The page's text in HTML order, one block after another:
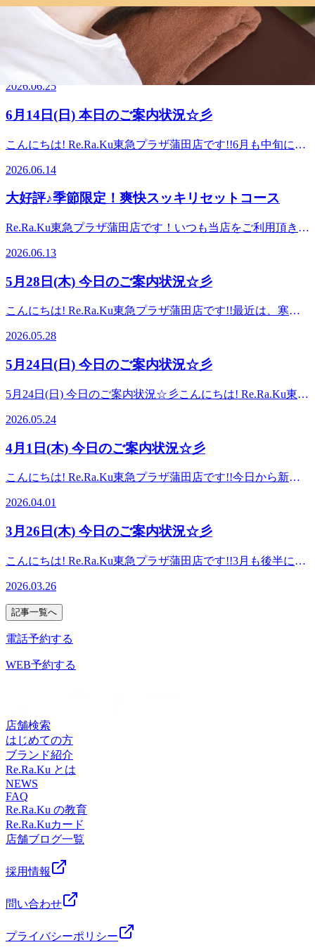
ンダー系の炭酸泡スプレーもございます。本日は11:00～
20:00ご案内が可能です♪スタッフ一同、お客様のご来店を心
よりお待ちしております。===========Re.Ra.Ku東急プラ
ザ蒲田店☆大井町・大森・蒲田・川崎・鶴見エリアで大人気
のリラクゼーションスタジオ☆ 【アクセス】最寄駅 JR京浜
東北線・東急池上線・東急多摩川線 蒲田駅 京急蒲田駅 から
もアクセスしやすい!提携駐車場2時間無料♪【場所】 JR蒲田
駅 南口改札から徒歩1分! 東急プラザ蒲田 7Fお気軽にご来店
ください【ご予約】TEL：03-6715-9810
のイライラから解放されます。 手持ち花火（とくに線香花
火）は交感神経を抑制してリラックス状態を作り出しま
す。 花火で心もリフレッシュしたら、Re.Ra.Kuで身体をリ
ラックスさせていかれませんか(^^♪本日は11:00～18:30ご案
内が可能です♪スタッフ一同、お客様のご来店を心よりお待
ちしております。===========Re.Ra.Ku東急プラザ蒲田店
ゼーションスタジオ☆ 【アクセス】最寄駅 JR京浜東北線・
スしやすい!提携駐車場2時間無料♪【場所】 JR蒲田駅 南口改
【ご予約】TEL：03-6715-9810
（8）」と読む語呂合わせから制定されました。「汗マネジ
メント」とは、汗をかきたいシーンでは気持ちよく汗をか
き、汗が気になる時は適切なケアで発汗をうまくコントロー
ルする、ということを意味しているそうです。 発汗は、自
律神経（主に交感神経）によってコントロールされており、
日常のさまざまなシーンで分泌されます。 ・温熱性発汗：
かく汗。 ・精神性発汗：緊張やストレスを感じたときに、
手のひら・足の裏・脇の下などにかきやすい汗。 ・味覚性
発汗：辛いものを食べたときなどに、顔・頭部にかく汗。日
ルなどの成分がうまく再吸収されずに濃度の濃い「悪い汗」
く、体温調節がうまくできないだけでなく、ニオイの発生に
つけることで、さらさらとした「良い汗」をかきやすくな
15:00～20:00ご案内が可能です♪スタッフ一同、お客様のご来
店を心よりお待ちしております。
6月25日(木)のご案内状況☆彡
こんにちは! Re.Ra.Ku東急プラザ蒲田店です!!お身体の調子
はいかがでしょうか？？梅雨に入り身体も重だるく感じるこ
ともあるかと思います。そんな時は、ぜひRe.Ra.Kuでほぐし
て軽くなりましょう♪本日は10:45～18:00ご案内が可能です♪
スタッフ一同、お客様のご来店を心よりお待ちしておりま
森・蒲田・川崎・鶴見エリアで大人気のリラクゼーションス
タジオ☆ 【アクセス】最寄駅 JR京浜東北線・東急池上線・
東急多摩川線 蒲田駅 京急蒲田駅 からもアクセスしやすい!
提携駐車場2時間無料♪【場所】 JR蒲田駅 南口改札から徒歩
1分! 東急プラザ蒲田 7Fお気軽にご来店ください【ご予約】
TEL：03-6715-9810
2026.06.25
6月14日(日) 本日のご案内状況☆彡
こんにちは! Re.Ra.Ku東急プラザ蒲田店です!!6月も中旬に入
り身体も重だるく感じることもあるかと思います。そんな時
は、ぜひRe.Ra.Kuでほぐして軽くなりましょう♪本日は10:30
～20:00ご案内が可能です♪スタッフ一同、お客様のご来店を
ラザ蒲田店☆大井町・大森・蒲田・川崎・鶴見エリアで大人
気のリラクゼーションスタジオ☆ 【アクセス】最寄駅 JR京
らもアクセスしやすい!提携駐車場2時間無料♪【場所】 JR蒲
田駅 南口改札から徒歩1分! 東急プラザ蒲田 7Fお気軽にご来
店ください【ご予約】TEL：03-6715-9810
2026.06.14
大好評♪季節限定！爽快スッキリセットコース
Re.Ra.Ku東急プラザ蒲田店です！いつも当店をご利用頂き誠
ッキリセットコース"という季節限定メニューが登場してい
ます！！【季節限定◆爽快スッキリセットコース】ひんやり
パチパチ！－5℃の炭酸泡を使った頭スッキリのキャンペー
験の方は是非これからの季節にぴったりの爽快ヘッドスパコ
ースをご体験くださいませ♪◆爽快セット50分コース 爽快
70分コース 爽快ヘッドスパ+ボディケアorフットケア
➡8,980円 ◆爽快セット90分コース 爽快ヘッドスパ+ボデ
ィケアorフットケア➡9,980円 平日限定で上記価格より300
組み合わせもできます！！★選べる香り➀ブルーミングリモ
ッフ一同お待ちしております。
2026.06.13
5月28日(木) 今日のご案内状況☆彡
こんにちは! Re.Ra.Ku東急プラザ蒲田店です!!最近は、寒暖
てくださいね！５月ももう少しで終わってしまいます(´;ω;
｀)５月のお疲れをほぐして、スッキリしたお身体で６月を
迎えませんか？？わたしのおすすめは、ボデイケアとドライ
さい♪(*‘∀‘) 本日は10:30～20:00ご案内が可能です♪スタッフ
一同、お客様のご来店を心よりお待ちしております。
蒲田・川崎・鶴見エリアで大人気のリラクゼーションスタジ
オ☆ 【アクセス】最寄駅 JR京浜東北線・東急池上線・東急
多摩川線 蒲田駅 京急蒲田駅 からもアクセスしやすい!提携
東急プラザ蒲田 7Fお気軽にご来店ください【ご予約】
タッフ一同、お客様のご来店を心よりお待ちしております。
蒲田・川崎・鶴見エリアで大人気のリラクゼーションスタジ
多摩川線 蒲田駅 京急蒲田駅 からもアクセスしやすい!提携
駐車場2時間無料♪【場所】 JR蒲田駅 南口改札から徒歩1
分! 東急プラザ蒲田 7Fお気軽にご来店ください【ご予約】
TEL：03-6715-9810
2026.05.28
5月24日(日) 今日のご案内状況☆彡
5月24日(日) 今日のご案内状況☆彡こんにちは! Re.Ra.Ku東急
い時期になってきましたねお身体の疲れが体調不良につなが
ってきてしまうのでボディケアがおすすめです血行を良くし
てくれる炭酸ヘッドスパのご用意もありますので、ぜひお試
一同、お客様のご来店を心よりお待ちしておりま
す。 ===========Re.Ra.Ku東急プラザ蒲田店☆大井町・大
タジオ☆ 【アクセス】最寄駅 JR京浜東北線・東急池上線・
東急多摩川線 蒲田駅 京急蒲田駅 からもアクセスしやすい!
提携駐車場2時間無料♪【場所】 JR蒲田駅 南口改札から徒歩
TEL：03-6715-9810本日は15:00～20:00ご案内が可能です♪ス
===========Re.Ra.Ku東急プラザ蒲田店☆大井町・大森・
オ☆ 【アクセス】最寄駅 JR京浜東北線・東急池上線・東急
多摩川線 蒲田駅 京急蒲田駅 からもアクセスしやすい!提携
駐車場2時間無料♪【場所】 JR蒲田駅 南口改札から徒歩1
2026.05.24
4月1日(木) 今日のご案内状況☆彡
こんにちは! Re.Ra.Ku東急プラザ蒲田店です!!今日から新年
ずらい・ストレスがかかり続けやすい時期かとも思います。
心身ともに力が入りやすくなってしまいがちなので、適度に
自分の時間を作ってリフレッシュしてあげてください！リラ
くしますのでいつでもお気軽にご来店ください(*^-^*)本日は
11:00～20:00ご案内が可能です♪スタッフ一同、お客様のご来
店を心よりお待ちしております。===========Re.Ra.Ku東
急プラザ蒲田店☆大井町・大森・蒲田・川崎・鶴見エリアで
大人気のリラクゼーションスタジオ☆ 【アクセス】最寄駅
JR京浜東北線・東急池上線・東急多摩川線 蒲田駅 京急蒲田
所】 JR蒲田駅 南口改札から徒歩1分! 東急プラザ蒲田 7Fお
2026.04.01
3月26日(木) 今日のご案内状況☆彡
こんにちは! Re.Ra.Ku東急プラザ蒲田店です!!3月も後半に入
と寒暖差でお身体にお疲れは出ていませんか？ 年度末でお
仕事も忙しくなりやすい時期かと思います。そんな時こそ、
１日の終わりにしっかりお身体をほぐして、心も体もリセッ
トしてあげることが大切です。今のうちにお疲れを整えて、
よりお待ちしております＾＾ 本日は11:00～20:00ご案内が可
ョンスタジオ☆ 【アクセス】最寄駅 JR京浜東北線・東急池
上線・東急多摩川線 蒲田駅 京急蒲田駅 からもアクセスしや
すい!提携駐車場2時間無料♪【場所】 JR蒲田駅 南口改札か
ら徒歩1分! 東急プラザ蒲田 7Fお気軽にご来店ください【ご
予約】TEL：03-6715-9810
2026.03.26
記事一覧へ
電話予約する
WEB予約する
店舗検索
はじめての方
ブランド紹介
Re.Ra.Ku とは
NEWS
FAQ
Re.Ra.Ku の教育
Re.Ra.Kuカード
店舗ブログ一覧
採用情報
問い合わせ
プライバシーポリシー